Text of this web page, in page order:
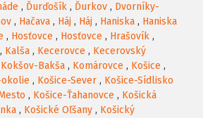
, Ďurďošík , Ďurkov , Dvorníky-
, Hačava , Háj , Háj , Haniska , Haniska
, Hosťovce , Hosťovce , Hrašovík ,
, Kalša , Kecerovce , Kecerovský
Kokšov-Bakša , Komárovce , Košice ,
, Košice-Sever , Košice-Sídlisko
, Košice-Ťahanovce , Košická
, Košické Oľšany , Košický